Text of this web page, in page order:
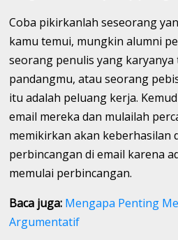
Coba pikirkanlah seseorang
kamu temui, mungkin alumni
seorang penulis yang
pandangmu, atau seorang
itu adalah peluang kerja.
email mereka dan mulailah
memikirkan akan keberhasilan
perbincangan di email karena
memulai perbincangan.
Baca juga: Mengapa Penting
Argumentatif